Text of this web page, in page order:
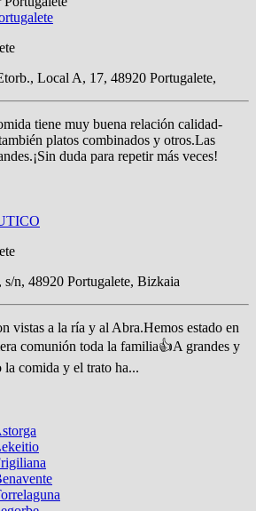
Local A, 17, 48920 Portugalete,
tiene muy buena relación calidad-
platos combinados y otros.Las
duda para repetir más veces!
n, 48920 Portugalete, Bizkaia
vistas a la ría y al Abra.Hemos estado en
comunión toda la familia👍A grandes y
la comida y el trato ha...